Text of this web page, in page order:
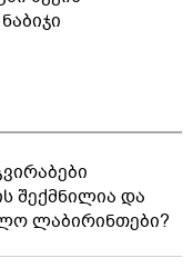
შექმნილია და
ლაბირინთები?